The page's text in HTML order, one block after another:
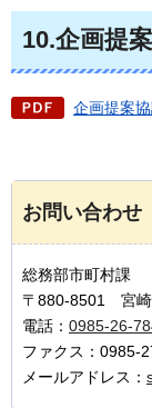
10.企画提
企画提案
お問い合わせ
総務部市町村課
〒880-8501 宮崎
電話： 0985-26-
ファクス：0985-
メールアドレス：